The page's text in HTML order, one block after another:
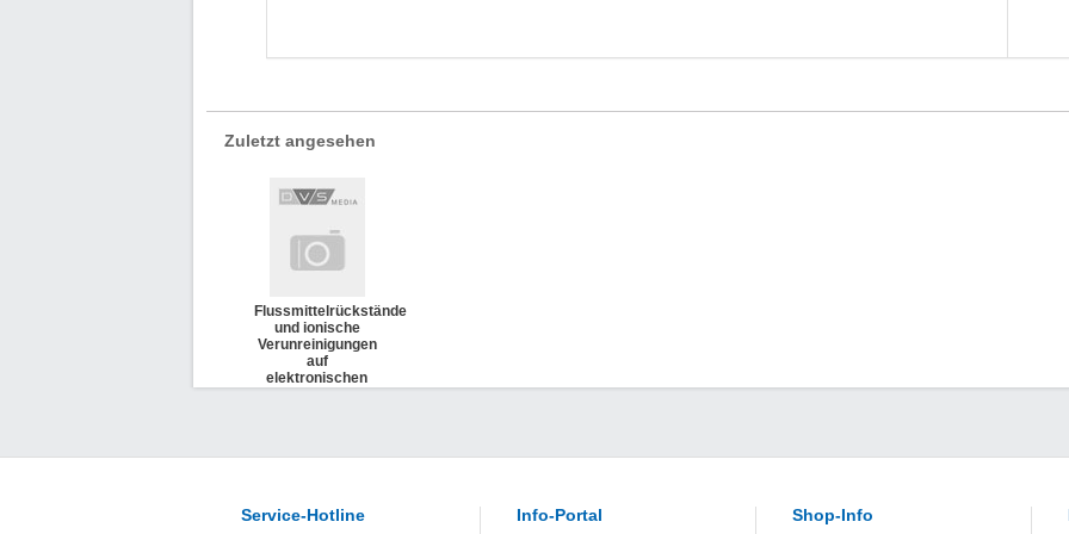
Zuletzt angesehen
Flussmittelrückstände
und ionische
Verunreinigungen
auf
elektronischen
Service-Hotline Info-Portal Shop-Info